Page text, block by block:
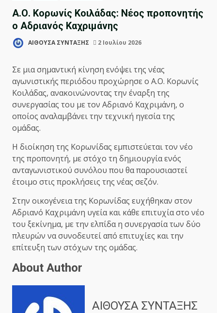
Α.Ο. Κορωνίς Κοιλάδας: Νέος προπονητής
ο Αδριανός Καχριμάνης
ΑΙΘΟΥΣΑ ΣΥΝΤΑΞΗΣ 2 Ιουλίου 2026
Σε μια σημαντική κίνηση ενόψει της νέας
αγωνιστικής περιόδου προχώρησε ο Α.Ο. Κορωνίς
Κοιλάδας, ανακοινώνοντας την έναρξη της
συνεργασίας του με τον Αδριανό Καχριμάνη, ο
οποίος αναλαμβάνει την τεχνική ηγεσία της
ομάδας.
Η διοίκηση της Κορωνίδας εμπιστεύεται τον νέο
της προπονητή, με στόχο τη δημιουργία ενός
ανταγωνιστικού συνόλου που θα παρουσιαστεί
έτοιμο στις προκλήσεις της νέας σεζόν.
Στην οικογένεια της Κορωνίδας ευχήθηκαν στον
Αδριανό Καχριμάνη υγεία και κάθε επιτυχία στο νέο
του ξεκίνημα, με την ελπίδα η συνεργασία των δύο
πλευρών να συνοδευτεί από επιτυχίες και την
επίτευξη των στόχων της ομάδας.
About Author
ΑΙΘΟΥΣΑ ΣΥΝΤΑΞΗΣ